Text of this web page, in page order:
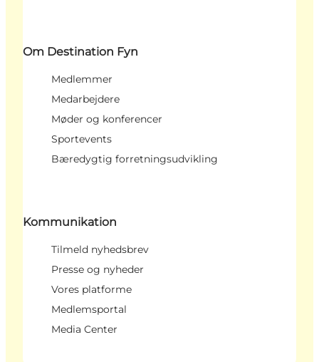
Om Destination Fyn
Medlemmer
Medarbejdere
Møder og konferencer
Sportevents
Bæredygtig forretningsudvikling
Kommunikation
Tilmeld nyhedsbrev
Presse og nyheder
Vores platforme
Medlemsportal
Media Center